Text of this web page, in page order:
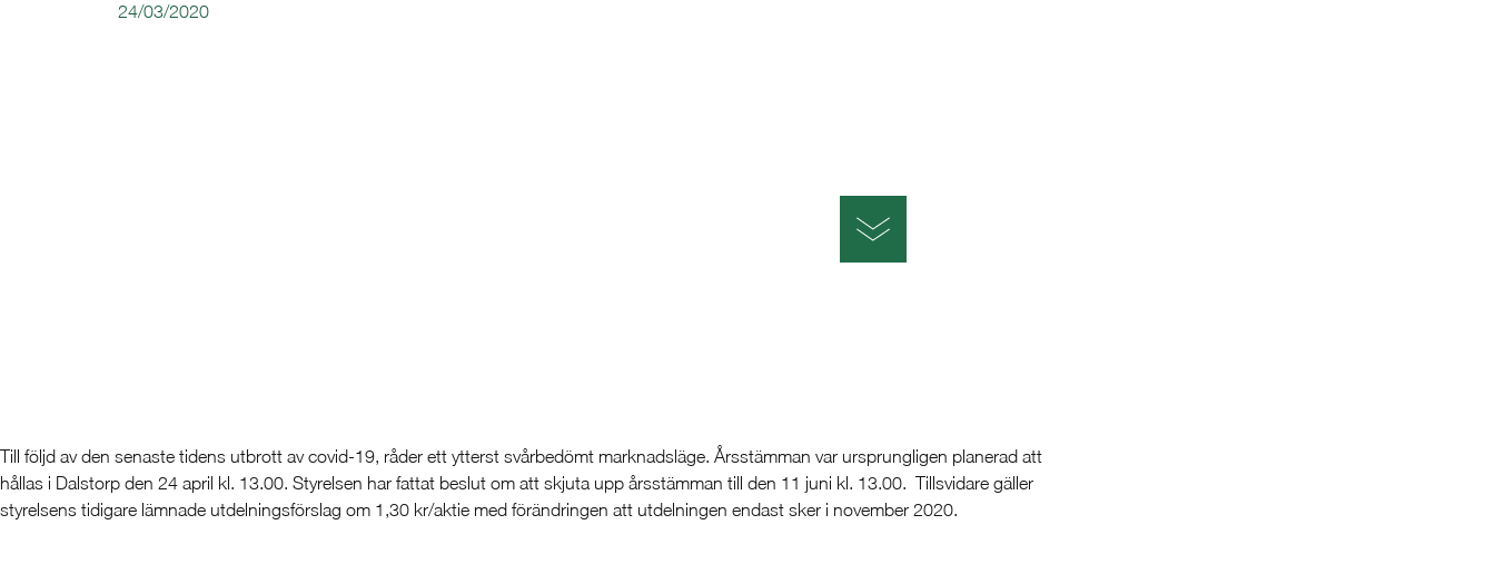
24/03/2020
Till följd av den senaste tidens utbrott av covid-19, råder ett ytterst svårbedömt marknadsläge. Årsstämman var ursprungligen planerad att
hållas i Dalstorp den 24 april kl. 13.00. Styrelsen har fattat beslut om att skjuta upp årsstämman till den 11 juni kl. 13.00. Tillsvidare gäller
styrelsens tidigare lämnade utdelningsförslag om 1,30 kr/aktie med förändringen att utdelningen endast sker i november 2020.